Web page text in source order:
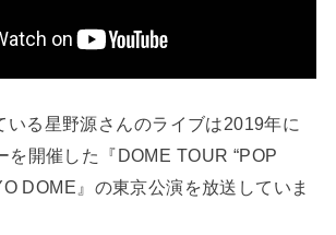
いる星野源さんのライブは2019年に
を開催した『DOME TOUR “POP
DOME』の東京公演を放送していま